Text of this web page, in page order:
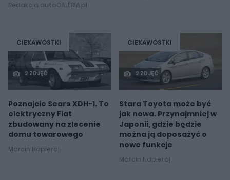
Redakcja autoGALERIA.pl
CIEKAWOSTKI
2 ZDJĘĆ
Poznajcie Sears XDH-1. To
elektryczny Fiat
zbudowany na zlecenie
domu towarowego
Marcin Napieraj
CIEKAWOSTKI
2 ZDJĘĆ
Stara Toyota może być
jak nowa. Przynajmniej w
Japonii, gdzie będzie
można ją doposażyć o
nowe funkcje
Marcin Napieraj